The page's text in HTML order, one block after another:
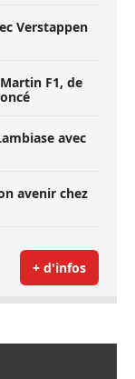
Verstappen
F1, de
avec
avenir chez
+ d'infos